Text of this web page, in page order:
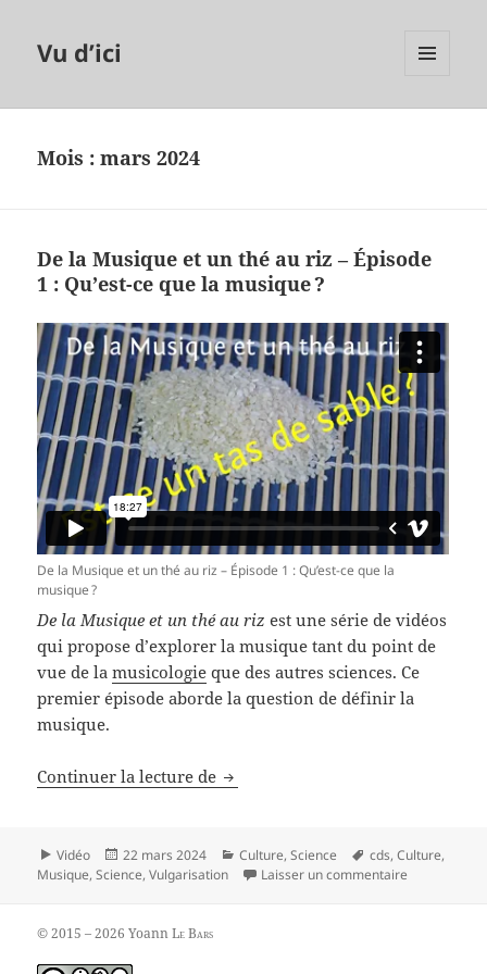
Vu d’ici
Mois :mars 2024
De la Musique et un thé au riz – Épisode
1 : Qu’est-ce que la musique ?
De la Musique et un thé au riz – Épisode 1 : Qu’est-ce que la
musique ?
De la Musique et un thé au riz est une série de vidéos
qui propose d’explorer la musique tant du point de
vue de lamusicologie que des autres sciences. Ce
premier épisode aborde la question de définir la
musique.
Continuer la lecture de De la Musique et un thé au riz –
Format
Vidéo
Publié
le
22 mars 2024 Catégories
Culture,Science
Mots-
clés
cds,Culture,
Musique,Science,Vulgarisation Laisser un commentaire
© 2015 – 2026 YoannLe Bars